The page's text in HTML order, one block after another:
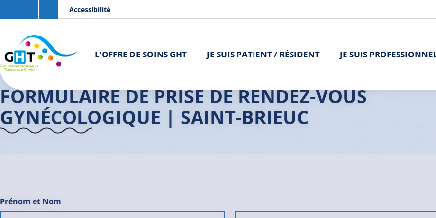
Aller au contenu principal
Accessibilité
L’OFFRE DE SOINS GHT JE SUIS PATIENT / RÉSIDENT JE SUIS
Accueil GHT> Formulaire de prise de rendez-vous gynécologique | Saint-Brieuc
FORMULAIRE DE PRISE DE RENDEZ-VOUS
GYNÉCOLOGIQUE | SAINT-BRIEUC
Prénom et Nom
Panneau de gestion des cookies